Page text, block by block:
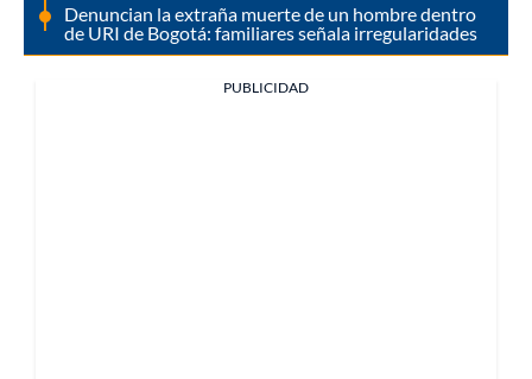
Denuncian la extraña muerte de un hombre dentro
de URI de Bogotá: familiares señala irregularidades
PUBLICIDAD